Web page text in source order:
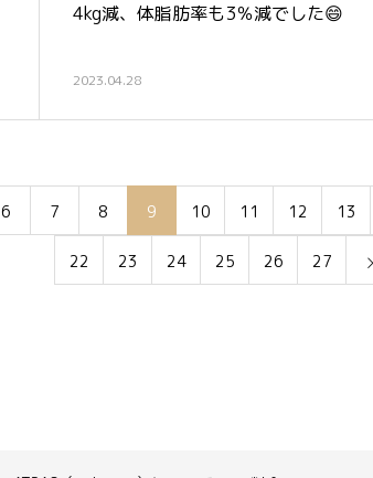
4kg減、体脂肪率も3％減でした😄
2023.04.28
6 7 8 9 10 11 12 13
22 23 24 25 26 27